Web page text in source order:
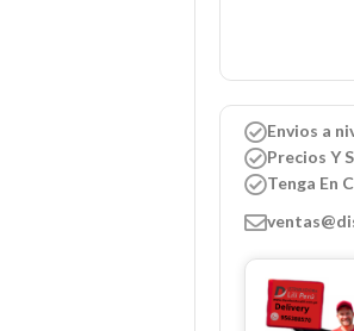
Envios a
Precios Y
Tenga En